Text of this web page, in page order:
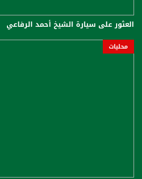
العثور على سيارة الشيخ أحمد الرفاعي
محليات